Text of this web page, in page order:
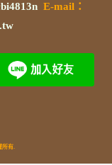
E-mail：
所有.